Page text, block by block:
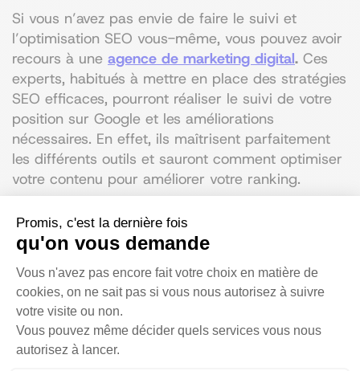
Promis, c'est la dernière fois
qu'on vous demande
Plateforme de Gestion du
Vous n'avez pas encore fait votre choix en matière de
cookies, on ne sait pas si vous nous autorisez à suivre
votre visite ou non.
Vous pouvez même décider quels services vous nous
autorisez à lancer.
Si vous n’avez pas envie de faire le suivi et
l’optimisation SEO vous-même, vous pouvez avoir
recours à une agence de marketing digital. Ces
experts, habitués à mettre en place des stratégies
SEO efficaces, pourront réaliser le suivi de votre
position sur Google et les améliorations
nécessaires. En effet, ils maîtrisent parfaitement
les différents outils et sauront comment optimiser
votre contenu pour améliorer votre ranking.
Mieux encore, ils peuvent vous proposer un
SEO de votre site, une stratégie de référencement
adaptée et ensuite un suivi sur le long terme. En
bref, ils vous offrent lepackage completpour un
maximum d’efficacité.
En conclusion